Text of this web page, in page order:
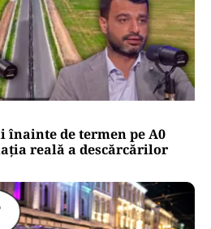
expun
statului român: ANP
e‑Terra. Ce ascund
oficiale și cine răspunde
IT a instituțiilor
Importante